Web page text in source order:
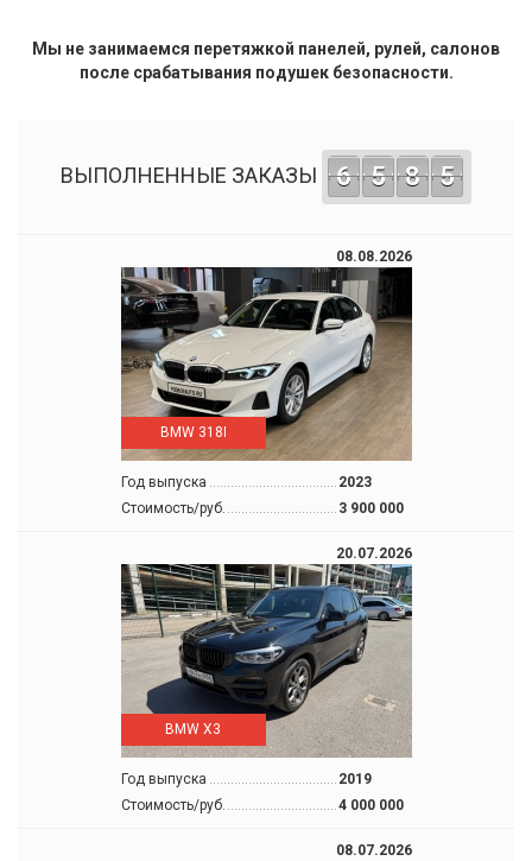
Мы не занимаемся перетяжкой панелей, рулей, салонов
после срабатывания подушек безопасности.
ВЫПОЛНЕННЫЕ ЗАКАЗЫ 6 5 8 5
08.08.2026
BMW 318I
Год выпуска
2023
Стоимость/руб.
3 900 000
20.07.2026
BMW X3
Год выпуска
2019
Стоимость/руб.
4 000 000
08.07.2026